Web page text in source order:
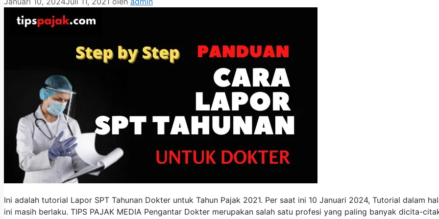
Ini adalah tutorial Lapor SPT Tahunan Dokter untuk Tahun Pajak 2021. Per saat ini 10 Januari 2024, Tutorial dalam
ini masih berlaku. TIPS PAJAK MEDIA Pengantar Dokter merupakan salah satu profesi yang paling banyak dicita-